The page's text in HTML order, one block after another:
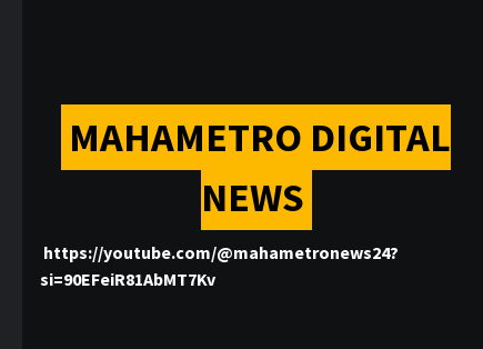
MAHAMETRO DIGITAL
NEWS
https://youtube.com/@mahametronews24?
si=90EFeiR81AbMT7Kv